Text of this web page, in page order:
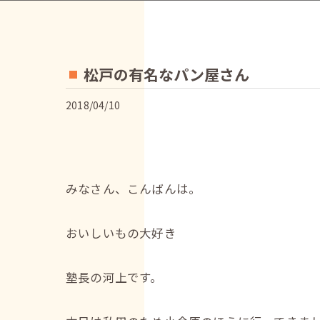
松戸の有名なパン屋さん
2018/04/10
みなさん、こんばんは。
おいしいもの大好き
塾長の河上です。